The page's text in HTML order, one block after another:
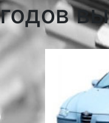
годов